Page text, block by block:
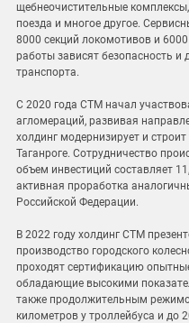
щебнеочистительные
поезда и многое другое.
8000 секций локомотивов и
работы зависят безопасность и
транспорта.
С 2020 года СТМ начал
агломераций, развивая
холдинг модернизирует и
Таганроге. Сотрудничество
объем инвестиций составляет
активная проработка
Российской Федерации.
В 2022 году холдинг СТМ
производство городского
проходят сертификацию
обладающие высокими
также продолжительным
километров у троллейбуса и до